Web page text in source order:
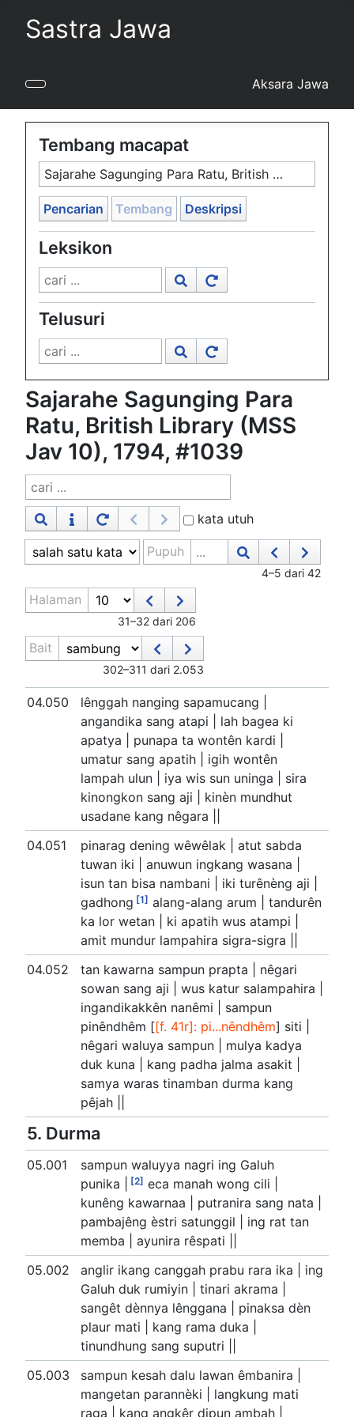
Sastra Jawa
Aksara Jawa
Tembang macapat
Sajarahe Sagunging Para Ratu, British Library (MSS Jav 10), 1794, #1039
Pencarian Tembang Deskripsi
Leksikon
Telusuri
Sajarahe Sagunging Para
Ratu, British Library (MSS
Jav 10), 1794, #1039
kata utuh
Pupuh
4–5 dari 42
Halaman
31–32 dari 206
Bait
302–311 dari 2.053
04.050
lênggah nanging sapamucang |
angandika sang atapi | lah bagea ki
apatya | punapa ta wontên kardi |
umatur sang apatih | igih wontên
lampah ulun | iya wis sun uninga | sira
kinongkon sang aji | kinèn mundhut
usadane kang nêgara ||
04.051
pinarag dening wêwêlak | atut sabda
tuwan iki | anuwun ingkang wasana |
isun tan bisa nambani | iki turênèng aji |
gadhong [1] alang-alang arum | tandurên
ka lor wetan | ki apatih wus atampi |
amit mundur lampahira sigra-sigra ||
04.052
tan kawarna sampun prapta | nêgari
sowan sang aji | wus katur salampahira |
ingandikakkên nanêmi | sampun
pinêndhêm [[f. 41r]: pi...nêndhêm] siti |
nêgari waluya sampun | mulya kadya
duk kuna | kang padha jalma asakit |
samya waras tinamban durma kang
pêjah ||
5. Durma
05.001
sampun waluyya nagri ing Galuh
punika |
[2] eca manah wong cili |
kunêng kawarnaa | putranira sang nata |
pambajêng èstri satunggil | ing rat tan
memba | ayunira rêspati ||
05.002
anglir ikang canggah prabu rara ika | ing
Galuh duk rumiyin | tinari akrama |
sangêt dènnya lênggana | pinaksa dèn
plaur mati | kang rama duka |
tinundhung sang suputri ||
05.003
sampun kesah dalu lawan êmbanira |
mangetan parannèki | langkung mati
raga | kang angkêr dipun ambah |